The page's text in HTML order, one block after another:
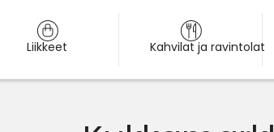
Liikkeet Kahvilat ja ravintolat